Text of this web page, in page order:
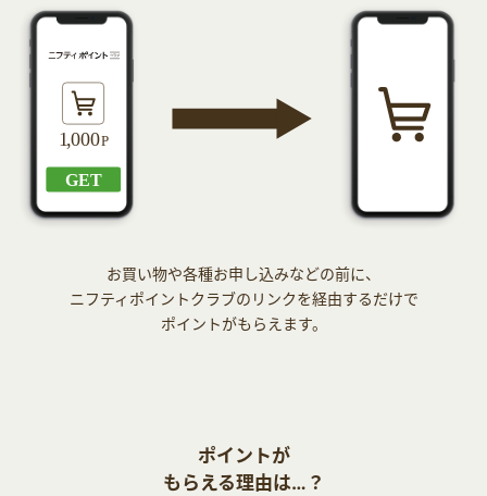
お買い物や各種お申し込みなどの前に、
ニフティポイントクラブのリンクを経由するだけで
ポイントがもらえます。
ポイントが
もらえる理由は…？